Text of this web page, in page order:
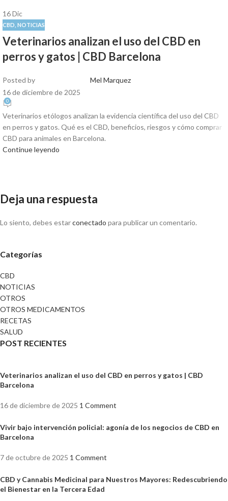
16Dic
CBD NOTICIAS
Veterinarios analizan el uso del CBD en
perros y gatos | CBD Barcelona
Posted by
Mel Marquez
16 de diciembre de 2025
0
Veterinarios etólogos analizan la evidencia científica del uso del CBD
en perros y gatos. Qué es el CBD, beneficios, riesgos y cómo comprar
CBD para animales en Barcelona.
Continue leyendo
Deja una respuesta
Lo siento, debes estarconectado para publicar un comentario.
Categorías
CBD
NOTICIAS
OTROS
OTROS MEDICAMENTOS
RECETAS
SALUD
POST RECIENTES
Veterinarios analizan el uso del CBD en perros y gatos | CBD
Barcelona
16 de diciembre de 2025 1 Comment
Vivir bajo intervención policial: agonía de los negocios de CBD en
Barcelona
7 de octubre de 2025 1 Comment
CBD y Cannabis Medicinal para Nuestros Mayores: Redescubriendo
el Bienestar en la Tercera Edad